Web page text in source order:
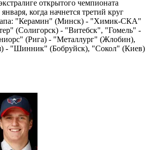
открытого чемпионата
когда начнется третий круг
"Керамин" (Минск) - "Химик-СКА"
(Солигорск) - "Витебск", "Гомель" -
(Рига) - "Металлург" (Жлобин),
- "Шинник" (Бобруйск), "Сокол" (Киев)